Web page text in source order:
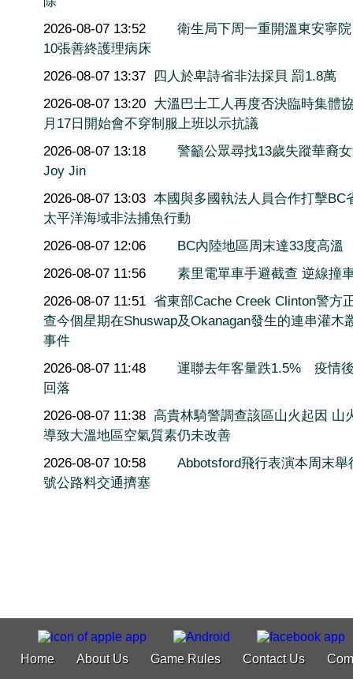
2026-08-07 13:52
衛生局下周一重開溫東安寧
10張善終護理病床
2026-08-07 13:37 四人於卑詩省非法採貝 罰1.8萬
2026-08-07 13:20 大溫巴士工人再度否決臨時集體
月17日開始會不穿制服上班以示抗議
2026-08-07 13:18
警籲公眾尋找13歲失蹤華裔
Joy Jin
2026-08-07 13:03 本國與多國執法人員合作打擊BC
太平洋海域非法捕魚行動
2026-08-07 12:06
BC內陸地區周末達33度高溫
2026-08-07 11:56
素里電單車手避截查 逆線撞
2026-08-07 11:51 省東部Cache Creek Clinton警方
查今個星期在Shuswap及Okanagan發生的連串灌木
事件
2026-08-07 11:48
運聯去年客量跌1.5% 疫情
回落
2026-08-07 11:38 高貴林騎警調查該區山火起因 山
導致大溫地區空氣質素仍未改善
2026-08-07 10:58
Abbotsford飛行表演本周末
號公路料交通擠塞
Home About Us Game Rules Contact Us